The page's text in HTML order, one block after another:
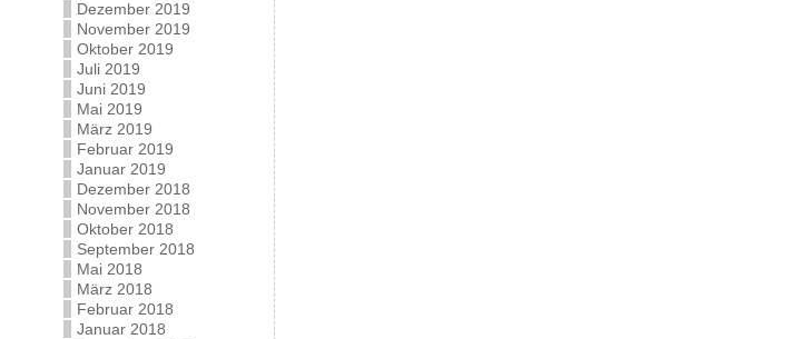
Dezember 2019
November 2019
Oktober 2019
Juli 2019
Juni 2019
Mai 2019
März 2019
Februar 2019
Januar 2019
Dezember 2018
November 2018
Oktober 2018
September 2018
Mai 2018
März 2018
Februar 2018
Januar 2018